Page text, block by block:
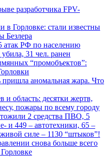
разработчика FPV-
в Горловке: стали известны
Безлера
РФ по населению
31 чел. ранен
“промобъектов”:
аномальная жара. Что
и область: десятки жертв,
пожары по всему городу
2 средства ПВО, 5
и 449 – автотехники, 65 –
силе – 1130 “штыков”!
снова больше всего